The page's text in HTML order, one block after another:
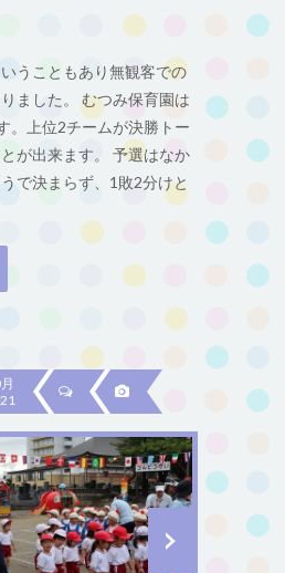
うこともあり無観客での
ました。 むつみ保育園は
。上位2チームが決勝トー
が出来ます。 予選はなか
で決まらず、1敗2分けと